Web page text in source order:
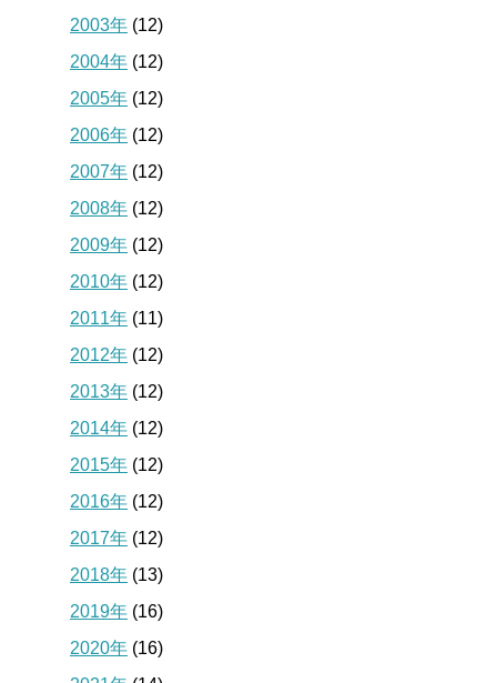
2003年 (12)
2004年 (12)
2005年 (12)
2006年 (12)
2007年 (12)
2008年 (12)
2009年 (12)
2010年 (12)
2011年 (11)
2012年 (12)
2013年 (12)
2014年 (12)
2015年 (12)
2016年 (12)
2017年 (12)
2018年 (13)
2019年 (16)
2020年 (16)